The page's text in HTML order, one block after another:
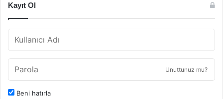
Kayıt Ol
Unuttunuz mu?
Beni hatırla